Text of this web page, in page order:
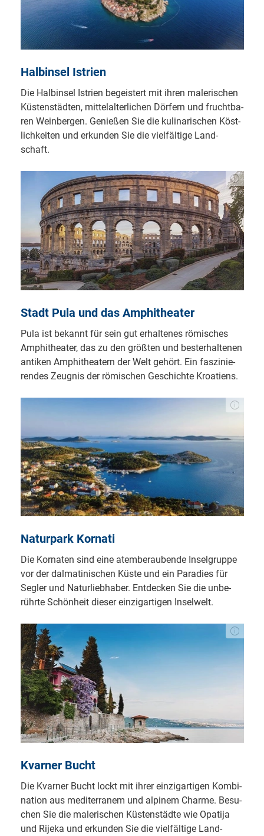
Halbinsel Istrien
Die Halb­in­sel Istrien be­geis­tert mit ih­ren ma­le­ri­schen
Küs­ten­städ­ten, mit­tel­al­ter­li­chen Dör­fern und frucht­ba­
ren Wein­ber­gen. Ge­nie­ßen Sie die ku­li­na­ri­schen Köst­
lich­kei­ten und er­kun­den Sie die viel­fäl­ti­ge Land­
schaft.
Stadt Pula und das Am­phi­the­a­ter
Pula ist be­kannt für sein gut er­hal­te­nes rö­mi­sches
Am­phi­the­a­ter, das zu den größ­ten und bes­ter­hal­te­nen
an­ti­ken Am­phi­the­a­tern der Welt ge­hört. Ein fas­zi­nie­
ren­des Zeug­nis der rö­mi­schen Ge­schich­te Kroa­ti­ens.
Na­tur­park Kor­nati
Die Kor­na­ten sind ei­ne atem­be­rau­ben­de In­sel­grup­pe
vor der dal­ma­ti­ni­schen Küs­te und ein Pa­ra­dies für
Seg­ler und Na­tur­lieb­ha­ber. Ent­de­cken Sie die un­be­
rühr­te Schön­heit die­ser ein­zig­ar­ti­gen In­sel­welt.
Kvarner Bucht
Die Kvar­ner Bucht lockt mit ih­rer ein­zig­ar­ti­gen Kom­bi­
na­ti­on aus me­di­ter­ra­nem und al­pi­nem Char­me. Be­su­
chen Sie die ma­le­ri­schen Küs­ten­städ­te wie Opa­ti­ja
und Ri­je­ka und er­kun­den Sie die viel­fäl­ti­ge Land­